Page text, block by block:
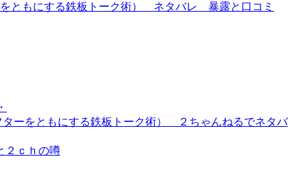
をともにする鉄板トーク術） ネタバレ 暴露と口コミ
ーをともにする鉄板トーク術） ２ちゃんねるでネタバ
２ｃｈの噂